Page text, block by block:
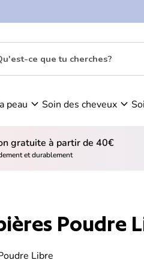
peau expand_more Soin des cheveux expand_more
gratuite à partir de 40€
et durablement
Poudre
Libre